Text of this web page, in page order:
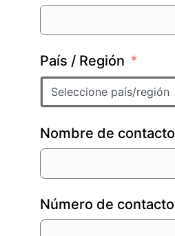
País / Región
Seleccione país/región
Nombre de contacto
Número de contacto